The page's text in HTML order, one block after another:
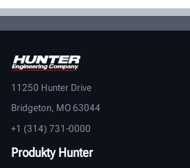
11250 Hunter Drive
Bridgeton, MO 63044
+1 (314) 731-0000
Produkty Hunter